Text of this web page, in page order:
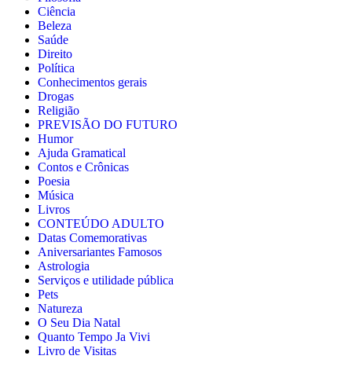
Ciência
Beleza
Saúde
Direito
Política
Conhecimentos gerais
Drogas
Religião
PREVISÃO DO FUTURO
Humor
Ajuda Gramatical
Contos e Crônicas
Poesia
Música
Livros
CONTEÚDO ADULTO
Datas Comemorativas
Aniversariantes Famosos
Astrologia
Serviços e utilidade pública
Pets
Natureza
O Seu Dia Natal
Quanto Tempo Ja Vivi
Livro de Visitas